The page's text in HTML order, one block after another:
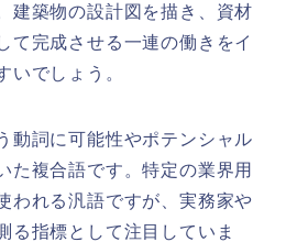
建築物の設計図を描き、資材
て完成させる一連の働きをイ
いでしょう。
動詞に可能性やポテンシャル
た複合語です。特定の業界用
われる汎語ですが、実務家や
る指標として注目していま